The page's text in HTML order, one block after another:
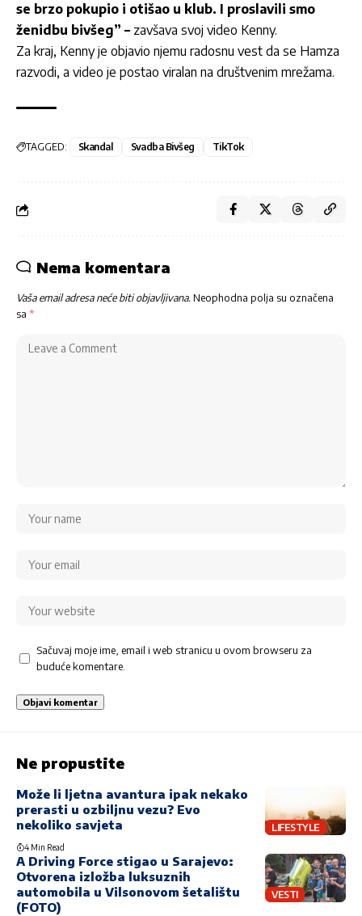
se brzo pokupio i otišao u klub. I proslavili smo
ženidbu bivšeg” – zavšava svoj video Kenny.
Za kraj, Kenny je objavio njemu radosnu vest da se Hamza
razvodi, a video je postao viralan na društvenim mrežama.
TAGGED: Skandal Svadba Bivšeg TikTok
Nema komentara
Vaša email adresa neće biti objavljivana.Neophodna polja su označena
sa *
Sačuvaj moje ime, email i web stranicu u ovom browseru za
buduće komentare.
Ne propustite
LIFESTYLE
Može li ljetna avantura ipak nekako
prerasti u ozbiljnu vezu? Evo
nekoliko savjeta
4 Min Read
VESTI
A Driving Force stigao u Sarajevo:
Otvorena izložba luksuznih
automobila u Vilsonovom šetalištu
(FOTO)